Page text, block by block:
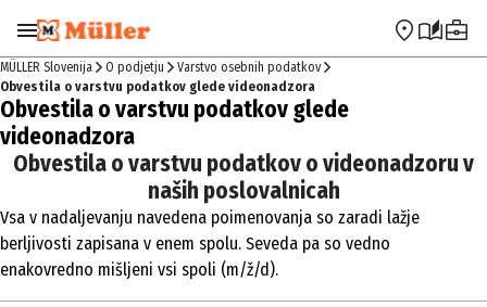
Preskoči na navigacijo Preskoči na glavno vsebino
MÜLLER Slovenija O podjetju
Varstvo osebnih podatkov
Obvestila o varstvu podatkov glede videonadzora
Obvestila o varstvu podatkov glede
videonadzora
Obvestila o varstvu podatkov o videonadzoru v
naših poslovalnicah
Vsa v nadaljevanju navedena poimenovanja so zaradi lažje
berljivosti zapisana v enem spolu. Seveda pa so vedno
enakovredno mišljeni vsi spoli (m/ž/d).